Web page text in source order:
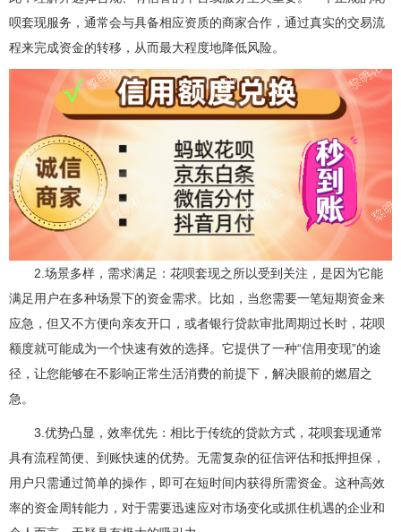
呗套现服务，通常会与具备相应资质的商家合作，通过真实的交易流
程来完成资金的转移，从而最大程度地降低风险。
2.场景多样，需求满足：花呗套现之所以受到关注，是因为它能
满足用户在多种场景下的资金需求。比如，当您需要一笔短期资金来
应急，但又不方便向亲友开口，或者银行贷款审批周期过长时，花呗
额度就可能成为一个快速有效的选择。它提供了一种“信用变现”的途
径，让您能够在不影响正常生活消费的前提下，解决眼前的燃眉之
急。
3.优势凸显，效率优先：相比于传统的贷款方式，花呗套现通常
具有流程简便、到账快速的优势。无需复杂的征信评估和抵押担保，
用户只需通过简单的操作，即可在短时间内获得所需资金。这种高效
率的资金周转能力，对于需要迅速应对市场变化或抓住机遇的企业和